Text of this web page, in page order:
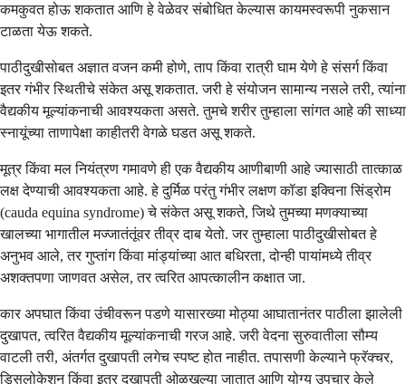
कमकुवत होऊ शकतात आणि हे वेळेवर संबोधित केल्यास कायमस्वरूपी नुकसान
टाळता येऊ शकते.
पाठीदुखीसोबत अज्ञात वजन कमी होणे, ताप किंवा रात्री घाम येणे हे संसर्ग किंवा
इतर गंभीर स्थितीचे संकेत असू शकतात. जरी हे संयोजन सामान्य नसले तरी, त्यांना
वैद्यकीय मूल्यांकनाची आवश्यकता असते. तुमचे शरीर तुम्हाला सांगत आहे की साध्या
स्नायूंच्या ताणापेक्षा काहीतरी वेगळे घडत असू शकते.
मूत्र किंवा मल नियंत्रण गमावणे ही एक वैद्यकीय आणीबाणी आहे ज्यासाठी तात्काळ
लक्ष देण्याची आवश्यकता आहे. हे दुर्मिळ परंतु गंभीर लक्षण कॉडा इक्विना सिंड्रोम
(cauda equina syndrome) चे संकेत असू शकते, जिथे तुमच्या मणक्याच्या
खालच्या भागातील मज्जातंतूंवर तीव्र दाब येतो. जर तुम्हाला पाठीदुखीसोबत हे
अनुभव आले, तर गुप्तांग किंवा मांड्यांच्या आत बधिरता, दोन्ही पायांमध्ये तीव्र
अशक्तपणा जाणवत असेल, तर त्वरित आपत्कालीन कक्षात जा.
कार अपघात किंवा उंचीवरून पडणे यासारख्या मोठ्या आघातानंतर पाठीला झालेली
दुखापत, त्वरित वैद्यकीय मूल्यांकनाची गरज आहे. जरी वेदना सुरुवातीला सौम्य
वाटली तरी, अंतर्गत दुखापती लगेच स्पष्ट होत नाहीत. तपासणी केल्याने फ्रॅक्चर,
डिसलोकेशन किंवा इतर दुखापती ओळखल्या जातात आणि योग्य उपचार केले